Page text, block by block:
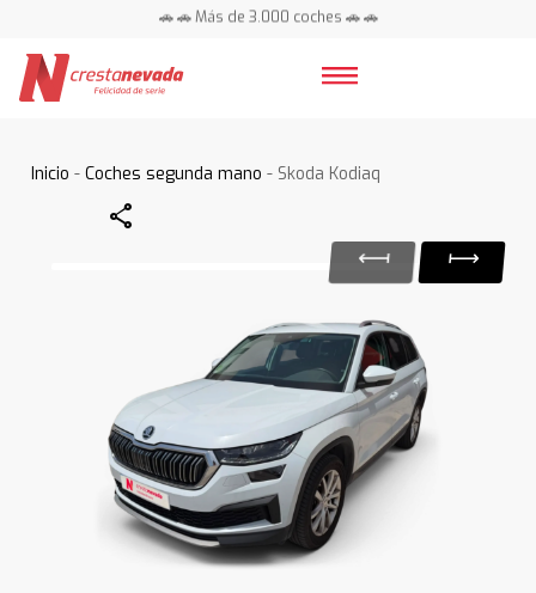
🚗 🚗 Más de 3.000 coches 🚗 🚗
Inicio -Coches segunda mano - Skoda Kodiaq
Share